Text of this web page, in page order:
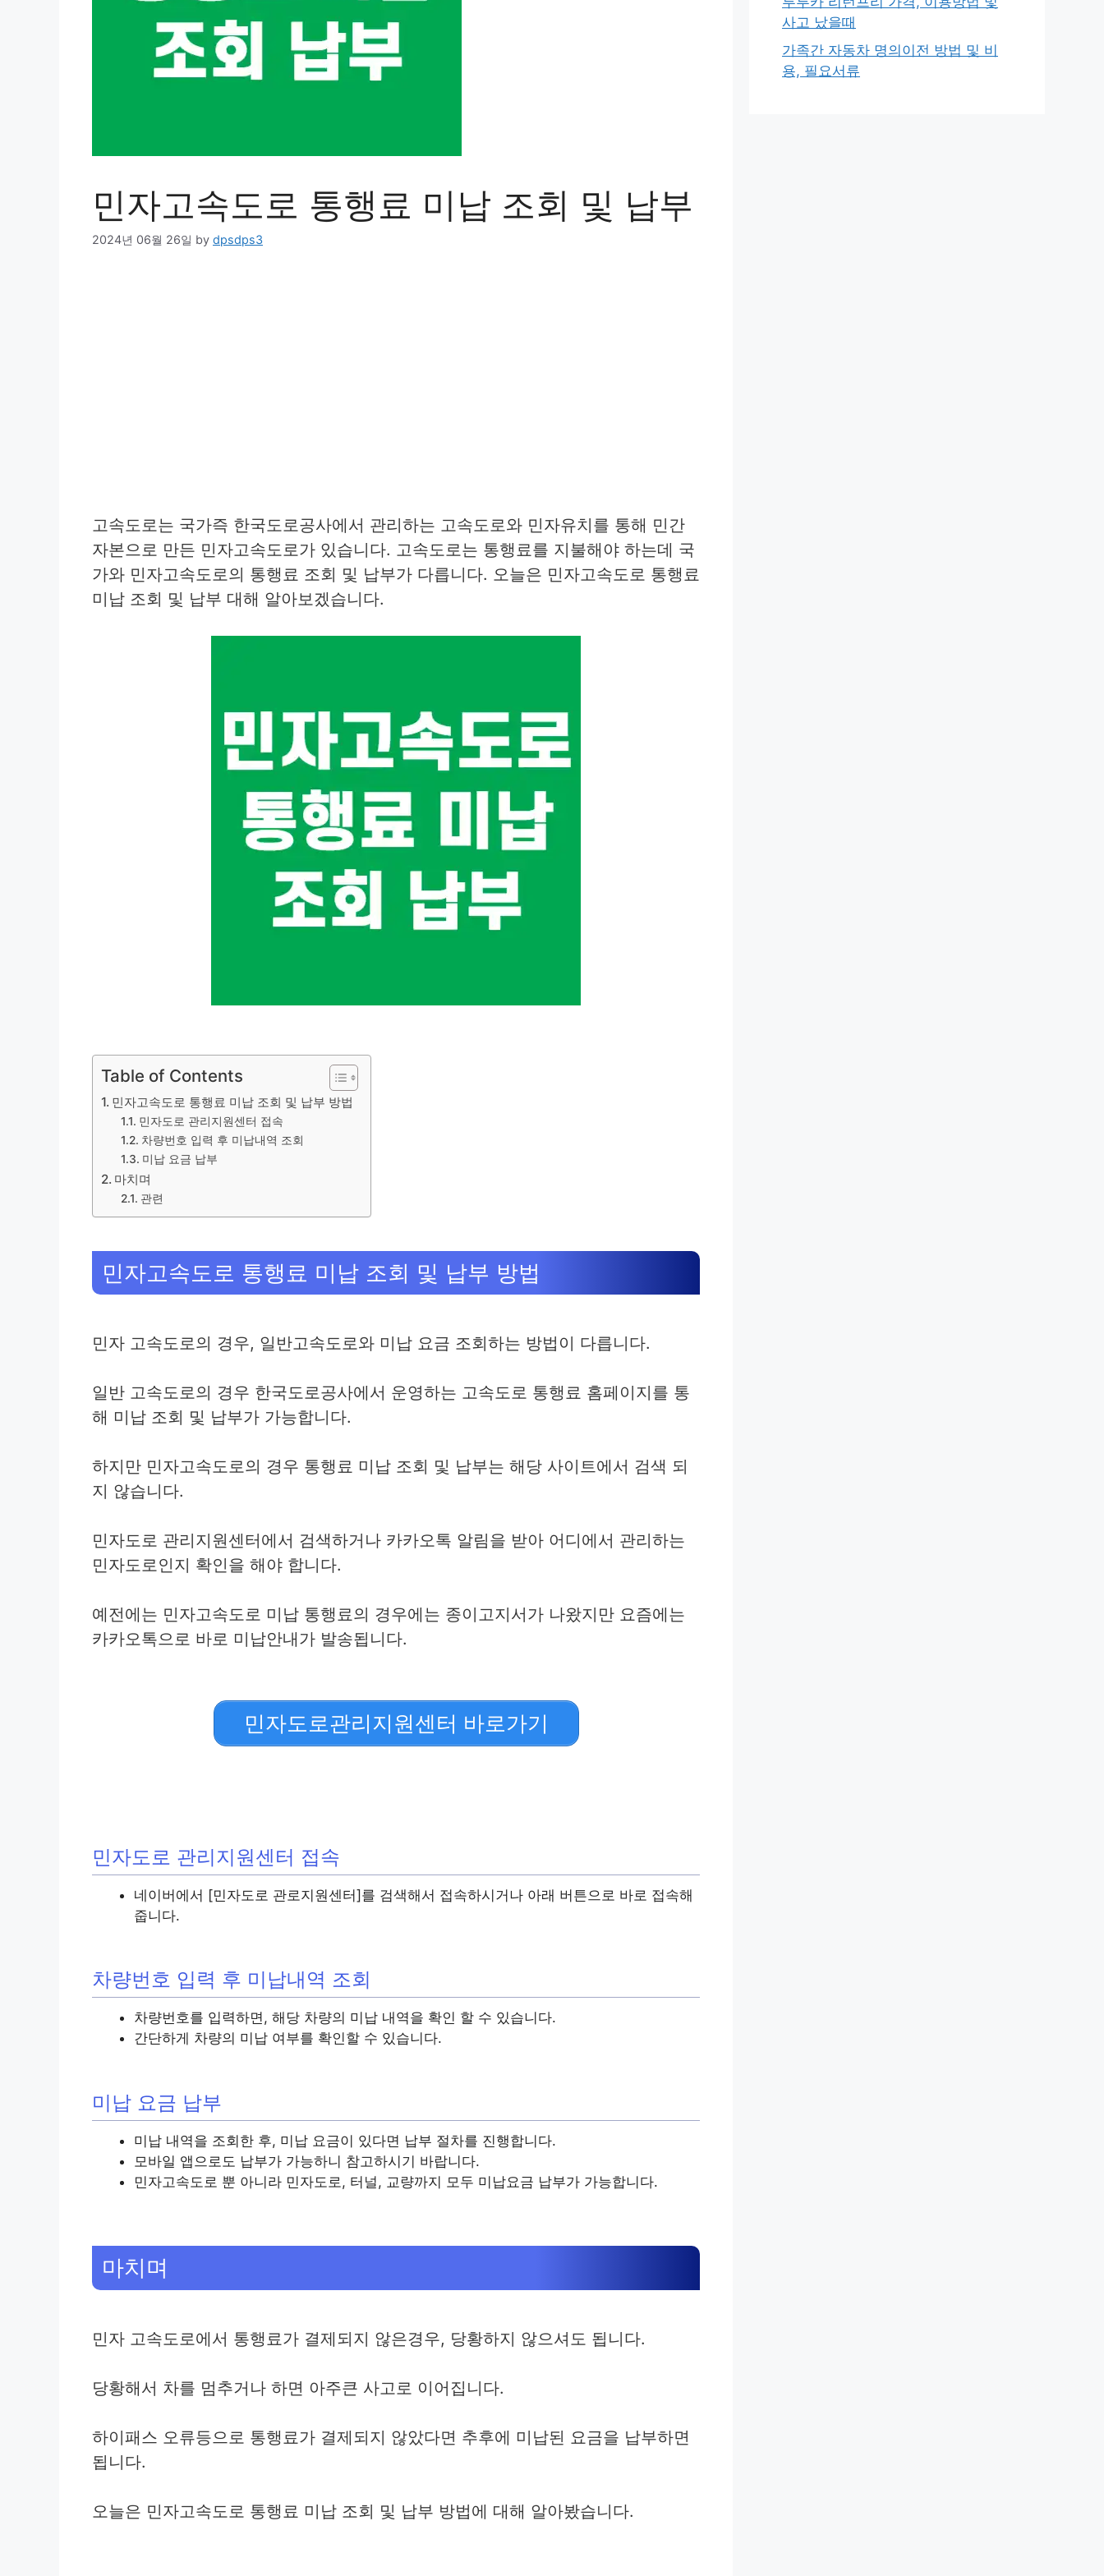
민자고속도로 통행료 미납 조회 및 납부
2024년 06월 26일 by dpsdps3
고속도로는 국가즉 한국도로공사에서 관리하는 고속도로와 민자유치를 통해 민간
자본으로 만든 민자고속도로가 있습니다. 고속도로는 통행료를 지불해야 하는데 국
가와 민자고속도로의 통행료 조회 및 납부가 다릅니다. 오늘은 민자고속도로 통행료
미납 조회 및 납부 대해 알아보겠습니다.
Table of Contents
민자고속도로 통행료 미납 조회 및 납부 방법
민자도로 관리지원센터 접속
차량번호 입력 후 미납내역 조회
미납 요금 납부
마치며
관련
민자고속도로 통행료 미납 조회 및 납부 방법
민자 고속도로의 경우, 일반고속도로와 미납 요금 조회하는 방법이 다릅니다.
일반 고속도로의 경우 한국도로공사에서 운영하는 고속도로 통행료 홈페이지를 통
해 미납 조회 및 납부가 가능합니다.
하지만 민자고속도로의 경우 통행료 미납 조회 및 납부는 해당 사이트에서 검색 되
지 않습니다.
민자도로 관리지원센터에서 검색하거나 카카오톡 알림을 받아 어디에서 관리하는
민자도로인지 확인을 해야 합니다.
예전에는 민자고속도로 미납 통행료의 경우에는 종이고지서가 나왔지만 요즘에는
카카오톡으로 바로 미납안내가 발송됩니다.
민자도로관리지원센터 바로가기
민자도로 관리지원센터 접속
네이버에서 [민자도로 관로지원센터]를 검색해서 접속하시거나 아래 버튼으로 바로 접속해
줍니다.
차량번호 입력 후 미납내역 조회
차량번호를 입력하면, 해당 차량의 미납 내역을 확인 할 수 있습니다.
간단하게 차량의 미납 여부를 확인할 수 있습니다.
미납 요금 납부
미납 내역을 조회한 후, 미납 요금이 있다면 납부 절차를 진행합니다.
모바일 앱으로도 납부가 가능하니 참고하시기 바랍니다.
민자고속도로 뿐 아니라 민자도로, 터널, 교량까지 모두 미납요금 납부가 가능합니다.
마치며
민자 고속도로에서 통행료가 결제되지 않은경우, 당황하지 않으셔도 됩니다.
당황해서 차를 멈추거나 하면 아주큰 사고로 이어집니다.
하이패스 오류등으로 통행료가 결제되지 않았다면 추후에 미납된 요금을 납부하면
됩니다.
오늘은 민자고속도로 통행료 미납 조회 및 납부 방법에 대해 알아봤습니다.
사고 났을때
가족간 자동차 명의이전 방법 및 비
용, 필요서류